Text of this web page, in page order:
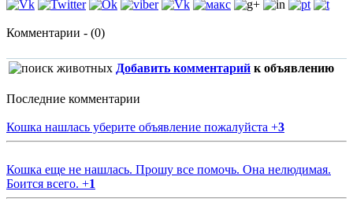
Комментарии - (0)
Добавить комментарий к объявлению
Последние комментарии
Кошка нашлась уберите объявление пожалуйста +3
Кошка еще не нашлась. Прошу все помочь. Она нелюдимая.
Боится всего. +1